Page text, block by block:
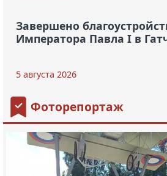
Завершено
Императора Павла I в
5 августа 2026
Фоторепортаж